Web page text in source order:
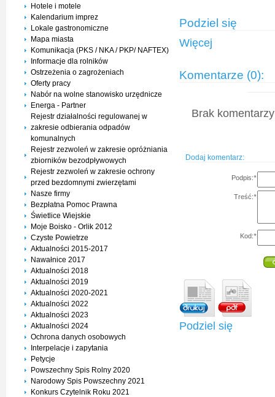
Hotele i motele
Kalendarium imprez
Lokale gastronomiczne
Mapa miasta
Komunikacja (PKS / NKA / PKP/ NAFTEX)
Informacje dla rolników
Ostrzeżenia o zagrożeniach
Oferty pracy
Nabór na wolne stanowisko urzędnicze
Energa - Partner
Rejestr działalności regulowanej w
zakresie odbierania odpadów
komunalnych
Rejestr zezwoleń w zakresie opróżniania
zbiorników bezodpływowych
Rejestr zezwoleń w zakresie ochrony
przed bezdomnymi zwierzętami
Nasze firmy
Bezpłatna Pomoc Prawna
Świetlice Wiejskie
Moje Boisko - Orlik 2012
Czyste Powietrze
Aktualności 2015-2017
Nawałnice 2017
Aktualności 2018
Aktualności 2019
Aktualności 2020-2021
Aktualności 2022
Aktualności 2023
Aktualności 2024
Ochrona danych osobowych
Interpelacje i zapytania
Petycje
Powszechny Spis Rolny 2020
Narodowy Spis Powszechny 2021
Konkurs Czytelnik Roku 2021
Podziel się
Więcej
Komentarze (0):
Brak
Dodaj komentarz:
Podpis:*
Treść:*
Kod:*
Podziel się